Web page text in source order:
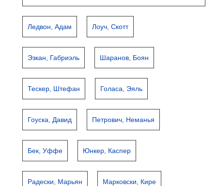
Ледвон, Адам Лоуч, Скотт
Эзкан, Габриэль Шаранов, Боян
Тескер, Штефан Голаса, Эяль
Гоуска, Давид Петрович, Неманья
Бек, Уффе Юнкер, Каспер
Радески, Марьян Марковски, Кире